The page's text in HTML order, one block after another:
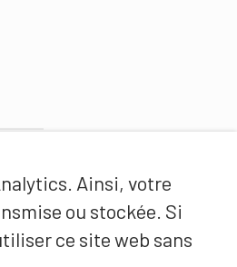
Ainsi, votre
ou stockée. Si
ce site web sans
sport